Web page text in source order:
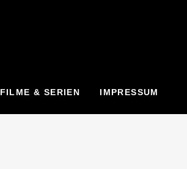
FILME & SERIEN IMPRESSUM